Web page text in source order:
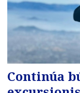
Continúa